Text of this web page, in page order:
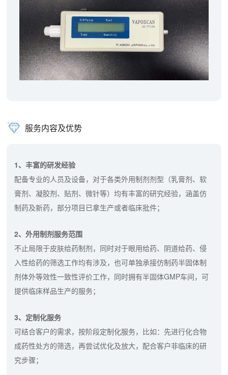
服务内容及优势
1、丰富的研发经验
配备专业的人员及设备，对于各类外用制剂剂型（乳膏剂、软
膏剂、凝胶剂、贴剂、微针等）均有丰富的研究经验，涵盖仿
制药及新药，部分项目已拿生产或者临床批件；
2、外用制剂服务范围
不止局限于皮肤给药制剂，同时对于眼用给药、阴道给药、侵
入性给药的筛选工作均有涉及，也可单独承接仿制药半固体制
剂体外等效性一致性评价工作，同时拥有半固体GMP车间，可
提供临床样品生产的服务；
3、定制化服务
可结合客户的需求，按阶段定制化服务，比如：先进行化合物
成药性处方的筛选，再尝试优化及放大，配合客户非临床的研
究步骤；